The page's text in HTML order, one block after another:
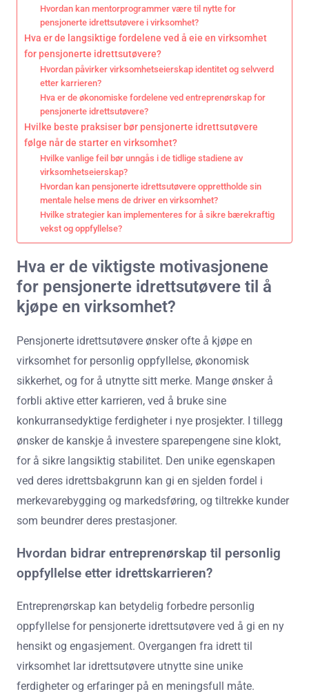
Hvordan kan mentorprogrammer være til nytte for
pensjonerte idrettsutøvere i virksomhet?
Hva er de langsiktige fordelene ved å eie en virksomhet
for pensjonerte idrettsutøvere?
Hvordan påvirker virksomhetseierskap identitet og selvverd
etter karrieren?
Hva er de økonomiske fordelene ved entreprenørskap for
pensjonerte idrettsutøvere?
Hvilke beste praksiser bør pensjonerte idrettsutøvere
følge når de starter en virksomhet?
Hvilke vanlige feil bør unngås i de tidlige stadiene av
virksomhetseierskap?
Hvordan kan pensjonerte idrettsutøvere opprettholde sin
mentale helse mens de driver en virksomhet?
Hvilke strategier kan implementeres for å sikre bærekraftig
vekst og oppfyllelse?
Hva er de viktigste motivasjonene
for pensjonerte idrettsutøvere til å
kjøpe en virksomhet?
Pensjonerte idrettsutøvere ønsker ofte å kjøpe en
virksomhet for personlig oppfyllelse, økonomisk
sikkerhet, og for å utnytte sitt merke. Mange ønsker å
forbli aktive etter karrieren, ved å bruke sine
konkurransedyktige ferdigheter i nye prosjekter. I tillegg
ønsker de kanskje å investere sparepengene sine klokt,
for å sikre langsiktig stabilitet. Den unike egenskapen
ved deres idrettsbakgrunn kan gi en sjelden fordel i
merkevarebygging og markedsføring, og tiltrekke kunder
som beundrer deres prestasjoner.
Hvordan bidrar entreprenørskap til personlig
oppfyllelse etter idrettskarrieren?
Entreprenørskap kan betydelig forbedre personlig
oppfyllelse for pensjonerte idrettsutøvere ved å gi en ny
hensikt og engasjement. Overgangen fra idrett til
virksomhet lar idrettsutøvere utnytte sine unike
ferdigheter og erfaringer på en meningsfull måte.